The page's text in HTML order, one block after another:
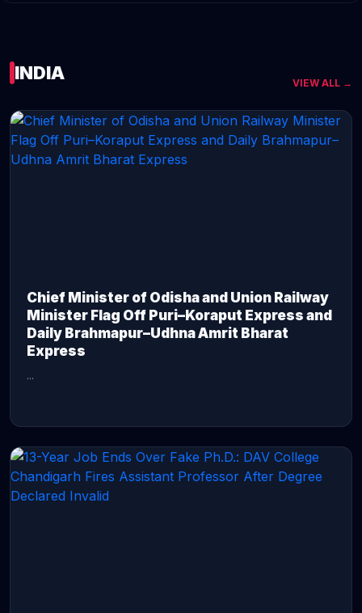
INDIA VIEW ALL →
Chief Minister of Odisha and Union Railway
Minister Flag Off Puri–Koraput Express and
Daily Brahmapur–Udhna Amrit Bharat
Express
...